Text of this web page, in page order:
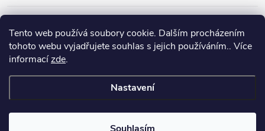
Tento web používá soubory cookie. Dalším procházením
tohoto webu vyjadřujete souhlas s jejich používáním.. Více
informacízde.
Nastavení
Facebook
Copyright 2026www.dekorstudio.cz. Všechna práva vyhrazena.